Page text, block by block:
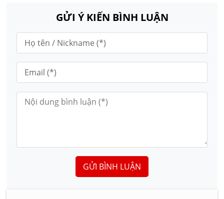
GỬI Ý KIẾN BÌNH LUẬN
GỬI BÌNH LUẬN